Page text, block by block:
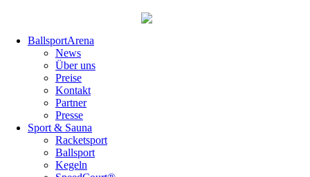
überspringenBallsportArena
News
Über uns
Preise
Kontakt
Partner
Presse
Sport & Sauna
Racketsport
Ballsport
Kegeln